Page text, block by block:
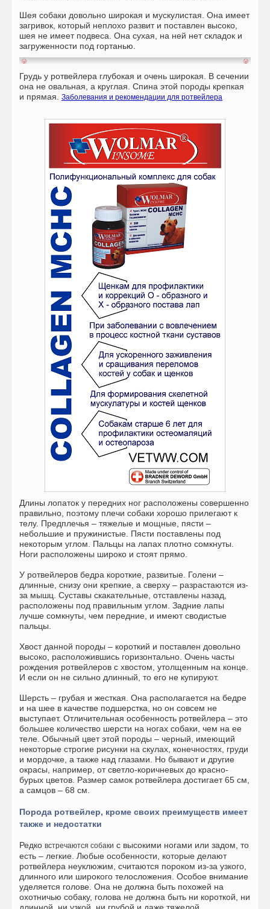
Шея собаки довольно широкая и мускулистая. Она имеет
загривок, который неплохо развит и поставлен высоко,
шея не имеет подвеса. Она сухая, на ней нет складок и
загруженности под гортанью.
Грудь у ротвейлера глубокая и очень широкая. В сечении
она не овальная, а круглая. Спина этой породы крепкая
и прямая. Заболевания и рекомендации для ротвейлера
Длины лопаток у передних ног расположены совершенно
правильно, поэтому плечи собаки хорошо прилегают к
телу. Предплечья – тяжелые и мощные, пясти –
небольшие и пружинистые. Пясти поставлены под
некоторым углом. Пальцы на лапах плотно сомкнуты.
Ноги расположены широко и стоят прямо.
У ротвейлеров бедра короткие, развитые. Голени –
длинные, снизу они крепкие, а сверху – разрастаются из-
за мышц. Суставы скакательные, отставлены назад,
расположены под правильным углом. Задние лапы
лучше сомкнуты, чем передние, и имеют сводистые
пальцы.
Хвост данной породы – короткий и поставлен довольно
высоко, расположившись горизонтально. Очень часты
рождения ротвейлеров с хвостом, утолщенным на конце.
И если он не сильно длинный, то его не купируют.
Шерсть – грубая и жесткая. Она располагается на бедре
и на шее в качестве подшерстка, но он совсем не
выступает. Отличительная особенность ротвейлера – это
большее количество шерсти на ногах собаки, чем на ее
теле. Обычный цвет этой породы – черный, имеющий
некоторые строгие рисунки на скулах, конечностях, груди
и мордочке, а также над глазами. Но бывают и другие
окрасы, например, от светло-коричневых до красно-
бурых цветов. Размер самок ротвейлера достигает 65 см,
а самцов – 68 см.
Порода ротвейлер, кроме своих преимуществ имеет
также и недостатки
Редко встречаются собаки с высокими ногами или задом, то
есть – легкие. Любые особенности, которые делают
ротвейлера неуклюжим, считаются пороком из-за узкого,
длинного или широкого телосложения. Особое внимание
уделяется голове. Она не должна быть похожей на
охотничью собаку, голова не должна быть ни короткой, ни
длинной, ни узкой, ни грубой и даже тяжелой.